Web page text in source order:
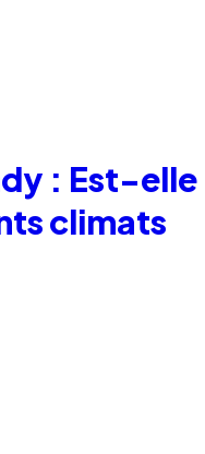
: Est-elle
climats